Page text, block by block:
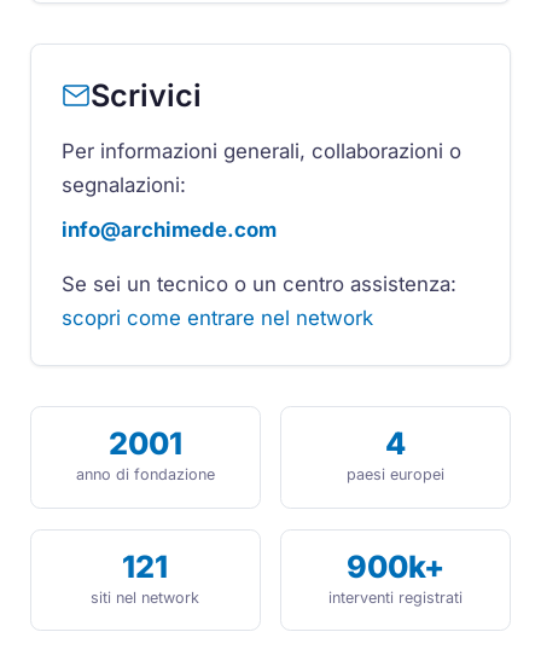
Scrivici
Per informazioni generali, collaborazioni o
segnalazioni:
info@archimede.com
Se sei un tecnico o un centro assistenza:
scopri come entrare nel network
2001
anno di fondazione
4
paesi europei
121
siti nel network
900k+
interventi registrati